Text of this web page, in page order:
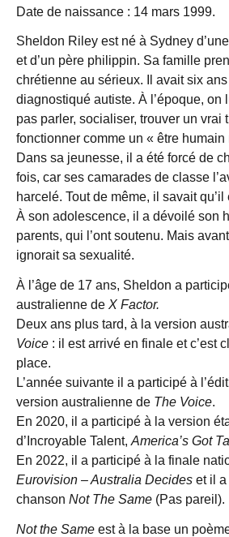
Date de naissance : 14 mars 1999.
Sheldon Riley est né à Sydney
et d’un père philippin. Sa famille
chrétienne au sérieux. Il avait six
diagnostiqué autiste. À l’époque, on
pas parler, socialiser, trouver un vrai
fonctionner comme un « être humain
Dans sa jeunesse, il a été forcé de
fois, car ses camarades de classe
harcelé. Tout de même, il savait qu’il
À son adolescence, il a dévoilé son
parents, qui l’ont soutenu. Mais
ignorait sa sexualité.
À l’âge de 17 ans, Sheldon a
australienne de X Factor.
Deux ans plus tard, à la version
Voice : il est arrivé en finale et c’est
place.
L’année suivante il a participé à
version australienne de The Voice.
En 2020, il a participé à la version
d’Incroyable Talent, America’s Got
En 2022, il a participé à la finale
Eurovision – Australia Decides et il
chanson Not The Same (Pas pareil).
Not the Same est à la base un